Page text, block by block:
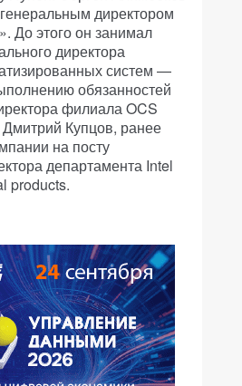
директором
До этого он занимал
директора
систем —
обязанностей
филиала OCS
Купцов, ранее
на посту
департамента Intel
products.